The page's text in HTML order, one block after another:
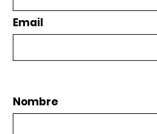
Email
Nombre